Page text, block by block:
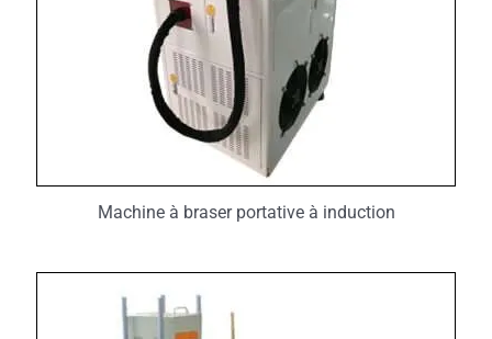
Machine à braser portative à induction